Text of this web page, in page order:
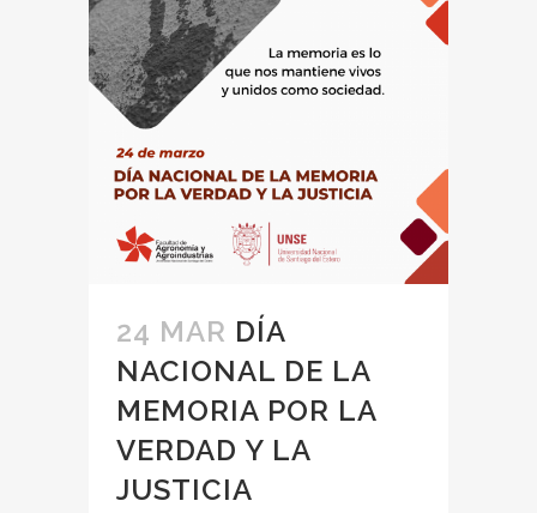
24 MAR DÍA
NACIONAL DE LA
MEMORIA POR LA
VERDAD Y LA
JUSTICIA